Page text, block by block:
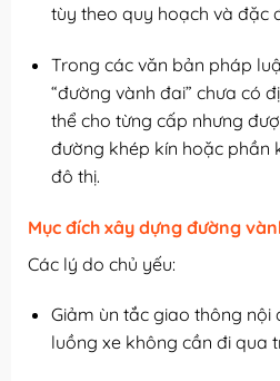
tùy theo quy hoạch và đặc
Trong các văn bản pháp
“đường vành đai” chưa có
thể cho từng cấp nhưng
đường khép kín hoặc phần
đô thị.
Mục đích xây dựng đường
Các lý do chủ yếu:
Giảm ùn tắc giao thông nội
luồng xe không cần đi qua